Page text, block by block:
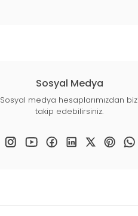
Sosyal Medya
Sosyal medya hesaplarımızdan bizi
takip edebilirsiniz.